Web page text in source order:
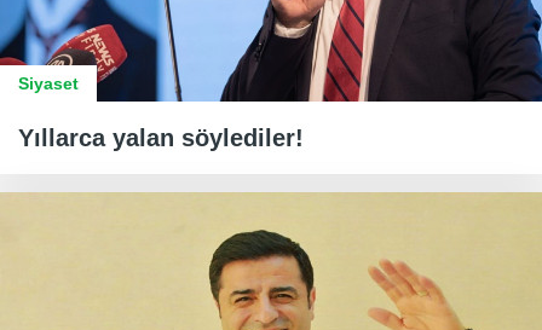
Siyaset
Yıllarca yalan söylediler!